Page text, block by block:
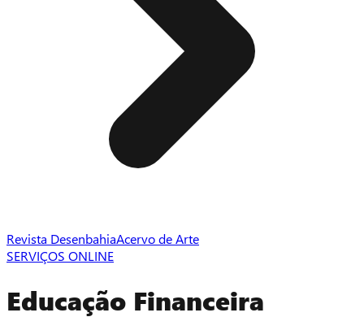
Revista DesenbahiaAcervo de Arte
SERVIÇOS ONLINE
Educação Financeira